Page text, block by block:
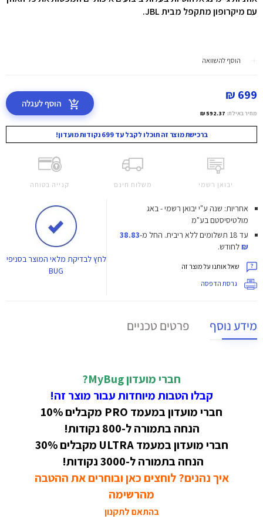
עם מיקרופון מתקפל מבית JBL.
הוסף להשוואה
699 ₪
מחיר באילת: 592.37 ₪
הוסף לעגלה
ברכישת מוצר זה תוכלו לקבל עד 699 נקודות מועדון!
יבואן רשמי משלוח חינם קנייה בטוחה
אחריות: שנה ע"י יבואן רשמי - באג
מולטיסיסטם בע"מ
עד 18 תשלומים ללא ריבית.
החל מ-38.83
₪לחודש.
שאל אותנו על מוצר זה
גרסת הדפסה
לחץלבדיקת מלאי המוצר בסניפי
BUG
מידע נוסף פרטים טכניים
חברי מועדון MyBug?
קבלו הטבות מיוחדות עבור מוצר זה!
חברי מועדון במעמד PRO מקבלים 10%
הנחה בתמורה ל-800 נקודות!
חברי מועדון במעמד ULTRA מקבלים 30%
הנחה בתמורה ל-3000 נקודות!
איך נהנים? לוחצים כאן ובוחרים את ההטבה
מהרשימה
בהתאם לתקנון